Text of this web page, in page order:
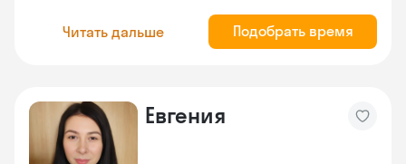
Читать дальше Подобрать время
Евгения